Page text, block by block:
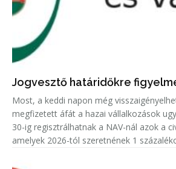
Jogvesztő határidőkre
Most, a keddi napon még
megfizetett áfát a hazai vállalkozások
30-ig regisztrálhatnak a NAV-nál azok a
amelyek 2026-tól szeretnének 1